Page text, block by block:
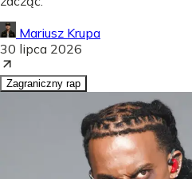
Mariusz Krupa
30 lipca 2026
Zagraniczny rap